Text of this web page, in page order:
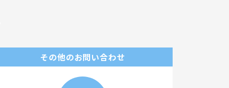
その他のお問い合わせ